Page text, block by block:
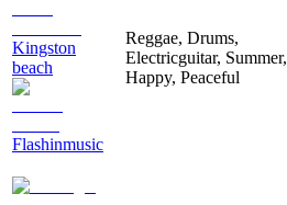
Kingston
beach
Flashinmusic
Reggae, Drums,
Electricguitar, Summer,
Happy, Peaceful